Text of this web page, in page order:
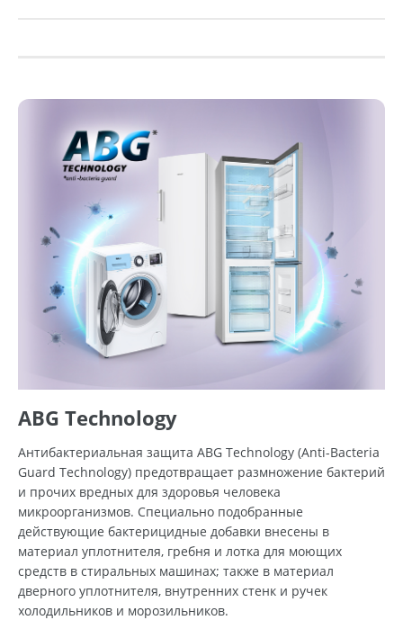
ABG Technology
Антибактериальная защита ABG Technology (Anti-Bacteria
Guard Technology) предотвращает размножение бактерий
и прочих вредных для здоровья человека
микроорганизмов. Специально подобранные
действующие бактерицидные добавки внесены в
материал уплотнителя, гребня и лотка для моющих
средств в стиральных машинах; также в материал
дверного уплотнителя, внутренних стенк и ручек
холодильников и морозильников.